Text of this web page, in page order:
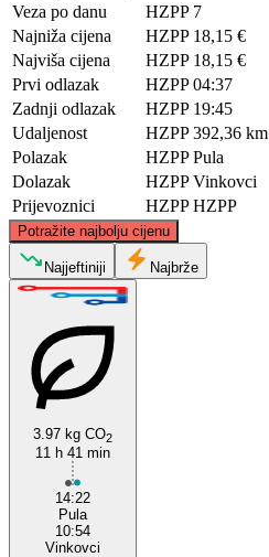
Veza po danu
HZPP 7
Najniža cijena
HZPP 18,15 €
Najviša cijena
HZPP 18,15 €
Prvi odlazak
HZPP 04:37
Zadnji odlazak
HZPP 19:45
Udaljenost
HZPP 392,36 km
Polazak
HZPP Pula
Dolazak
HZPP Vinkovci
Prijevoznici
HZPP HZPP
Potražite najbolju cijenu
Pula, Istria
Najjeftiniji Najbrže
3.97 kg CO2
11 h 41 min
14:22
Pula
10:54
Vinkovci